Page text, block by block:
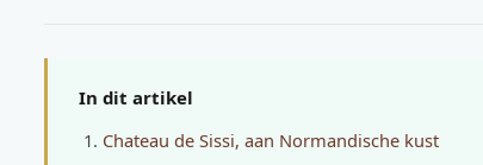
In dit artikel
Chateau de Sissi, aan Normandische kust